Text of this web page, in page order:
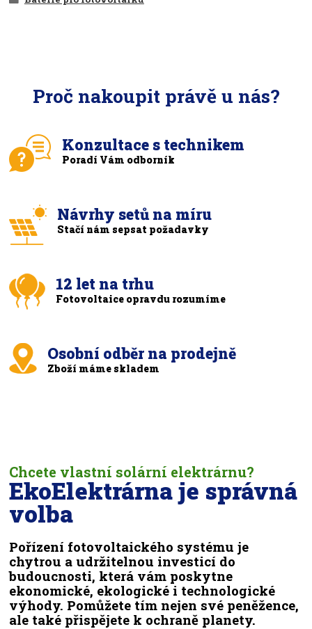
Proč nakoupit právě u nás?
Konzultace s technikem
Poradí Vám odborník
Návrhy setů na míru
Stačí nám sepsat požadavky
12 let na trhu
Fotovoltaice opravdu rozumíme
Osobní odběr na prodejně
Zboží máme skladem
Chcete vlastní solární elektrárnu?
EkoElektrárna je správná
volba
Pořízení fotovoltaického systému je
chytrou a udržitelnou investicí do
budoucnosti, která vám poskytne
ekonomické, ekologické i technologické
výhody. Pomůžete tím nejen své peněžence,
ale také přispějete k ochraně planety.